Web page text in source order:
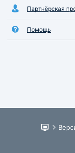
Партнёрская
Помощь